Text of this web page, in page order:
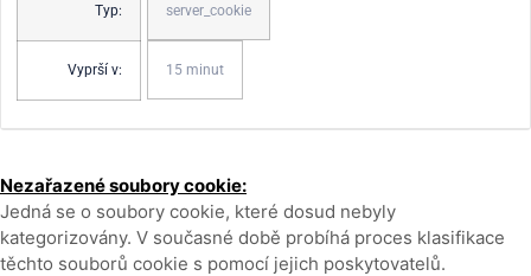
Typ: server_cookie
Vyprší v: 15 minut
Nezařazené soubory cookie:
Jedná se o soubory cookie, které dosud nebyly
kategorizovány. V současné době probíhá proces klasifikace
těchto souborů cookie s pomocí jejich poskytovatelů.